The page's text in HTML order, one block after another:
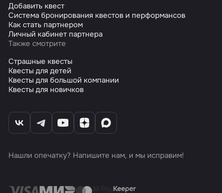
Добавить квест
Система бронирования квестов и перформансов
Как стать партнером
Личный кабинет партнера
Также смотрите
Страшные квесты
Квесты для детей
Квесты для большой компании
Квесты для новичков
Нашли опечатку? Напишите нам, и мы исправим!